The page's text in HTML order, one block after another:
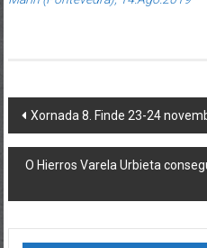
Post navigation
Xornada 8. Finde 23-24
O Hierros Varela Urbieta